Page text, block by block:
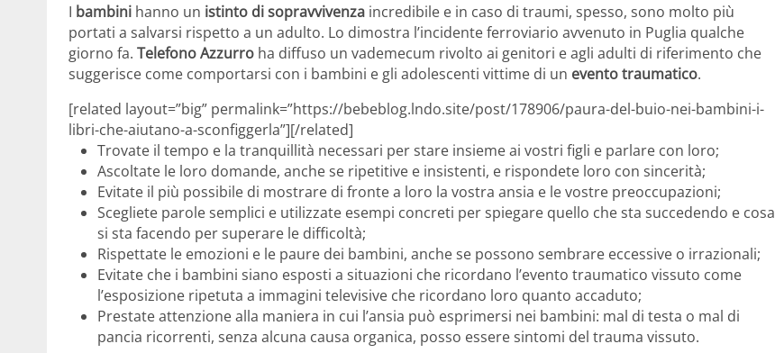
I bambini hanno un istinto di sopravvivenza incredibile e in caso di traumi, spesso, sono molto più
portati a salvarsi rispetto a un adulto. Lo dimostra l’incidente ferroviario avvenuto in Puglia qualche
giorno fa. Telefono Azzurro ha diffuso un vademecum rivolto ai genitori e agli adulti di riferimento che
suggerisce come comportarsi con i bambini e gli adolescenti vittime di un evento traumatico.
[related layout=”big” permalink=”https://bebeblog.lndo.site/post/178906/paura-del-buio-nei-bambini-i-
libri-che-aiutano-a-sconfiggerla”][/related]
Trovate il tempo e la tranquillità necessari per stare insieme ai vostri figli e parlare con loro;
Ascoltate le loro domande, anche se ripetitive e insistenti, e rispondete loro con sincerità;
Evitate il più possibile di mostrare di fronte a loro la vostra ansia e le vostre preoccupazioni;
Scegliete parole semplici e utilizzate esempi concreti per spiegare quello che sta succedendo e cosa
si sta facendo per superare le difficoltà;
Rispettate le emozioni e le paure dei bambini, anche se possono sembrare eccessive o irrazionali;
Evitate che i bambini siano esposti a situazioni che ricordano l’evento traumatico vissuto come
l’esposizione ripetuta a immagini televisive che ricordano loro quanto accaduto;
Prestate attenzione alla maniera in cui l’ansia può esprimersi nei bambini: mal di testa o mal di
pancia ricorrenti, senza alcuna causa organica, posso essere sintomi del trauma vissuto.